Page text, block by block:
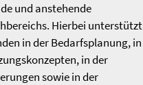
und anstehende
Hierbei unterstützt
in der Bedarfsplanung, in
in der
sowie in der